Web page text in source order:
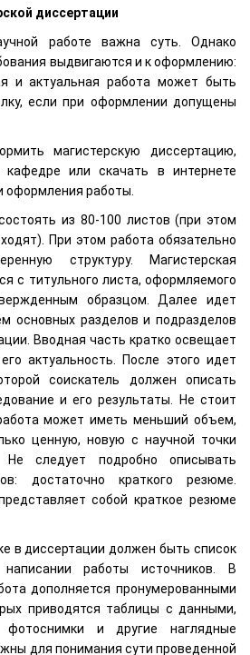
диссертации
работе важна суть. Однако
выдвигаются и к оформлению:
и актуальная работа может быть
если при оформлении допущены
магистерскую диссертацию,
или скачать в интернете
оформления работы.
из 80-100 листов (при этом
При этом работа обязательно
структуру. Магистерская
с титульного листа, оформляемого
образцом. Далее идет
основных разделов и подразделов
Вводная часть кратко освещает
актуальность. После этого идет
соискатель должен описать
и его результаты. Не стоит
может иметь меньший объем,
ценную, новую с научной точки
следует подробно описывать
достаточно краткого резюме.
собой краткое резюме
в диссертации должен быть список
работы источников. В
дополняется пронумерованными
приводятся таблицы с данными,
фотоснимки и другие наглядные
для понимания сути проведенной